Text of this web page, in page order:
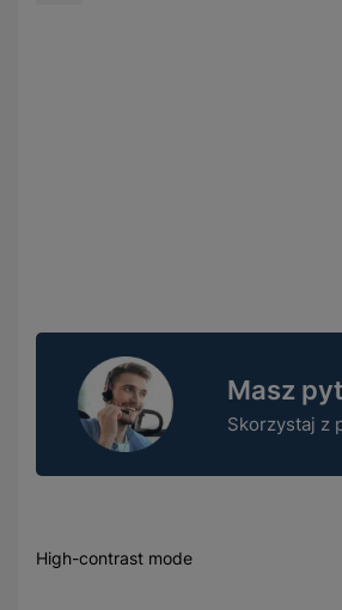
Masz
Skorzystaj z
High-contrast mode